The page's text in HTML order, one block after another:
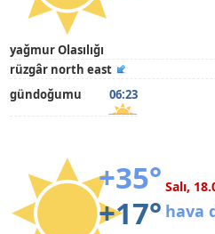
yağmur Olasılığı
rüzgâr north east
gündoğumu
06:23
+35°
+17°
Salı,
hava